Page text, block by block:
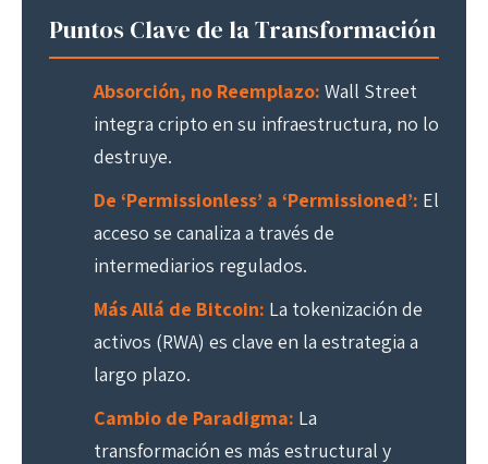
Puntos Clave de la Transformación
Absorción, no Reemplazo: Wall Street
integra cripto en su infraestructura, no lo
destruye.
De ‘Permissionless’ a ‘Permissioned’: El
acceso se canaliza a través de
intermediarios regulados.
Más Allá de Bitcoin: La tokenización de
activos (RWA) es clave en la estrategia a
largo plazo.
Cambio de Paradigma: La
transformación es más estructural y